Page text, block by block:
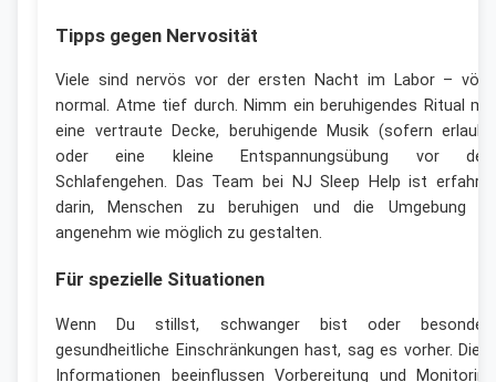
Tipps gegen Nervosität
Viele sind nervös vor der ersten Nacht im Labor –
normal. Atme tief durch. Nimm ein beruhigendes Ritual
eine vertraute Decke, beruhigende Musik (sofern
oder eine kleine Entspannungsübung vor
Schlafengehen. Das Team bei NJ Sleep Help ist
darin, Menschen zu beruhigen und die Umgebung
angenehm wie möglich zu gestalten.
Für spezielle Situationen
Wenn Du stillst, schwanger bist oder
gesundheitliche Einschränkungen hast, sag es vorher.
Informationen beeinflussen Vorbereitung und